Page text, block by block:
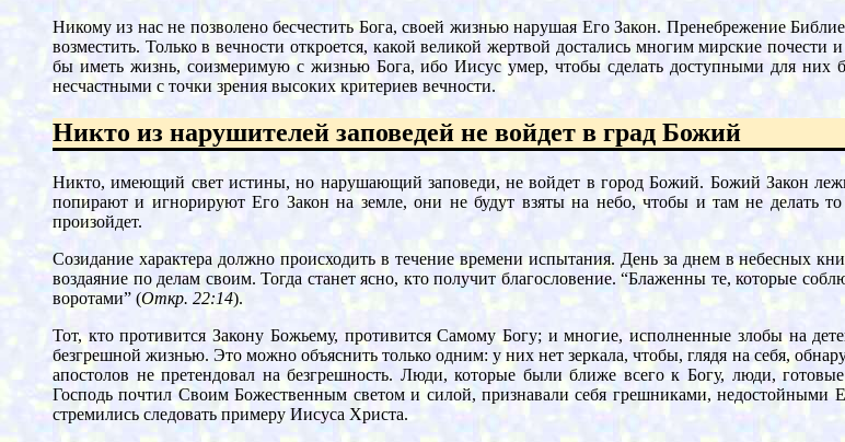
Никому из нас не позволено бесчестить Бога, своей жизнью нарушая Его Закон. Пренебрежение
возместить. Только в вечности откроется, какой великой жертвой достались многим мирские
бы иметь жизнь, соизмеримую с жизнью Бога, ибо Иисус умер, чтобы сделать доступными для
несчастными с точки зрения высоких критериев вечности.
Никто из нарушителей заповедей не войдет в град Божий
Никто, имеющий свет истины, но нарушающий заповеди, не войдет в город Божий. Божий Закон
попирают и игнорируют Его Закон на земле, они не будут взяты на небо, чтобы и там не делать
произойдет.
Созидание характера должно происходить в течение времени испытания. День за днем в небесных
воздаяние по делам своим. Тогда станет ясно, кто получит благословение. “Блаженны тe, которые
воротами” (Откр. 22:14).
Тот, кто противится Закону Божьему, противится Самому Богу; и многие, исполненные злобы на
безгрешной жизнью. Это можно объяснить только одним: у них нет зеркала, чтобы, глядя на себя,
апостолов не претендовал на безгрешность. Люди, которые были ближе всего к Богу, люди,
Господь почтил Своим Божественным светом и силой, признавали себя грешниками, недостойными
стремились следовать примеру Иисуса Христа.